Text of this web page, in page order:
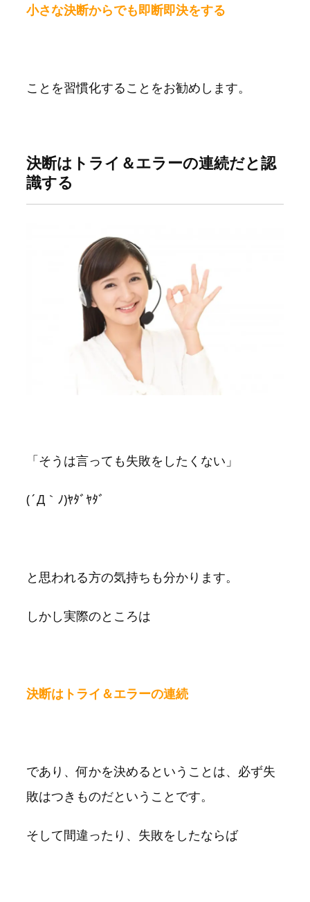
小さな決断からでも即断即決をする
ことを習慣化することをお勧めします。
決断はトライ＆エラーの連続だと認
識する
「そうは言っても失敗をしたくない」
(´Д｀ﾉ)ﾔﾀﾞﾔﾀﾞ
と思われる方の気持ちも分かります。
しかし実際のところは
決断はトライ＆エラーの連続
であり、何かを決めるということは、必ず失
敗はつきものだということです。
そして間違ったり、失敗をしたならば